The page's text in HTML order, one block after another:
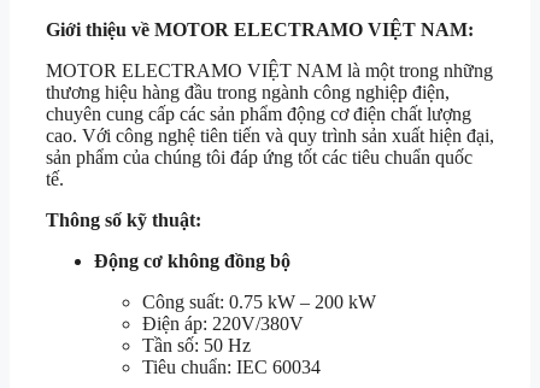
Giới thiệu về MOTOR ELECTRAMO VIỆT NAM:
MOTOR ELECTRAMO VIỆT NAM là một trong những
thương hiệu hàng đầu trong ngành công nghiệp điện,
chuyên cung cấp các sản phẩm động cơ điện chất lượng
cao. Với công nghệ tiên tiến và quy trình sản xuất hiện đại,
sản phẩm của chúng tôi đáp ứng tốt các tiêu chuẩn quốc
tế.
Thông số kỹ thuật:
Động cơ không đồng bộ
Công suất: 0.75 kW – 200 kW
Điện áp: 220V/380V
Tần số: 50 Hz
Tiêu chuẩn: IEC 60034